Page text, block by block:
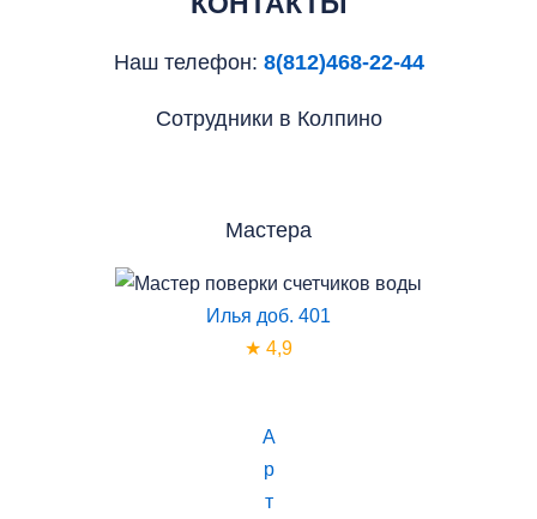
Наш телефон: 8(812)468-22-44
Сотрудники в Колпино
Мастера
Илья доб. 401
★ 4,9
А
р
т